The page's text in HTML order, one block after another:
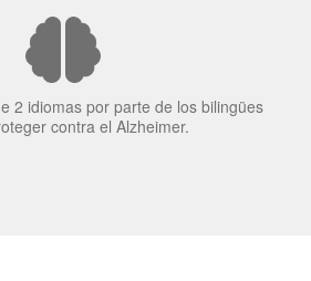
2 idiomas por parte de los bilingües
contra el Alzheimer.